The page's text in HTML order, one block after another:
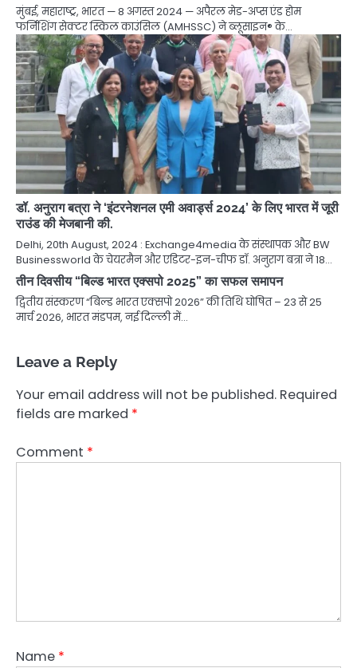
मुंबई, महाराष्ट्र, भारत — 8 अगस्त 2024 — अपैरल मेड-अप्स एंड होम
फर्निशिंग सेक्टर स्किल काउंसिल (AMHSSC) ने ब्लूसाइन® के…
डॉ. अनुराग बत्रा ने ‘इंटरनेशनल एमी अवार्ड्स 2024’ के लिए भारत में जूरी
राउंड की मेजबानी की.
Delhi, 20th August, 2024 : Exchange4media के संस्थापक और BW
Businessworld के चेयरमैन और एडिटर-इन-चीफ डॉ. अनुराग बत्रा ने 18…
तीन दिवसीय “बिल्ड भारत एक्सपो 2025” का सफल समापन
द्वितीय संस्करण “बिल्ड भारत एक्सपो 2026” की तिथि घोषित – 23 से 25
मार्च 2026, भारत मंडपम, नई दिल्ली में…
Leave a Reply
Your email address will not be published. Required
fields are marked *
Comment *
Name *